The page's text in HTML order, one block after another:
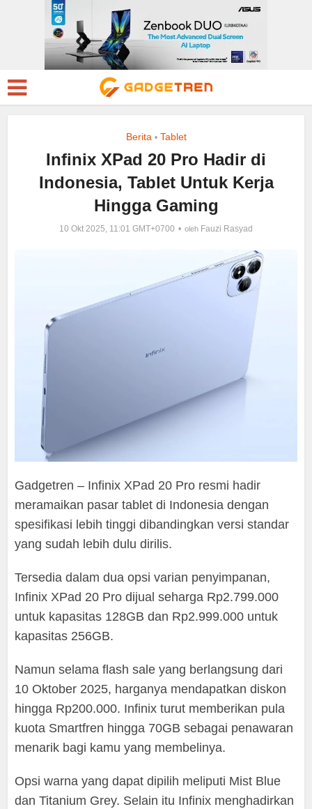
Berita • Tablet
Infinix XPad 20 Pro Hadir di
Indonesia, Tablet Untuk Kerja
Hingga Gaming
10 Okt 2025, 11:01 GMT+0700 oleh Fauzi Rasyad
Gadgetren – Infinix XPad 20 Pro resmi hadir
meramaikan pasar tablet di Indonesia dengan
spesifikasi lebih tinggi dibandingkan versi standar
yang sudah lebih dulu dirilis.
Tersedia dalam dua opsi varian penyimpanan,
Infinix XPad 20 Pro dijual seharga Rp2.799.000
untuk kapasitas 128GB dan Rp2.999.000 untuk
kapasitas 256GB.
Namun selama flash sale yang berlangsung dari
10 Oktober 2025, harganya mendapatkan diskon
hingga Rp200.000. Infinix turut memberikan pula
kuota Smartfren hingga 70GB sebagai penawaran
menarik bagi kamu yang membelinya.
Opsi warna yang dapat dipilih meliputi Mist Blue
dan Titanium Grey. Selain itu Infinix menghadirkan